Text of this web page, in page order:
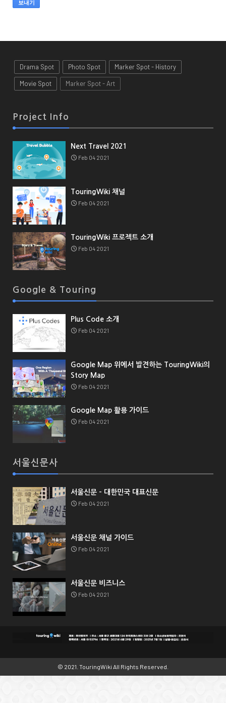
Drama Spot Photo Spot Marker Spot - History
Movie Spot Marker Spot - Art
Project Info
Next Travel 2021
Feb 04 2021
TouringWiki 채널
Feb 04 2021
TouringWiki 프로젝트 소개
Feb 04 2021
Google & Touring
Plus Code 소개
Feb 04 2021
Google Map 위에서 발견하는 TouringWiki의
Story Map
Feb 04 2021
Google Map 활용 가이드
Feb 04 2021
서울신문사
서울신문 - 대한민국 대표신문
Feb 04 2021
서울신문 채널 가이드
Feb 04 2021
서울신문 비즈니스
Feb 04 2021
© 2021. TouringWiki All Rights Reserved.